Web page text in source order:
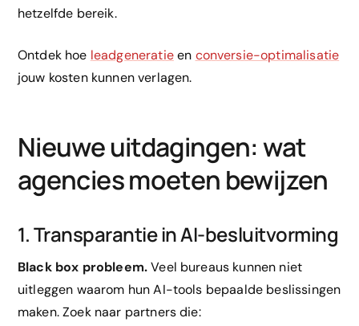
hetzelfde bereik.
Ontdek hoe leadgeneratieen conversie-optimalisatie
jouw kosten kunnen verlagen.
Nieuwe uitdagingen: wat
agencies moeten bewijzen
1. Transparantie in AI-besluitvorming
Black box probleem.Veel bureaus kunnen niet
uitleggen waarom hun AI-tools bepaalde beslissingen
maken. Zoek naar partners die: